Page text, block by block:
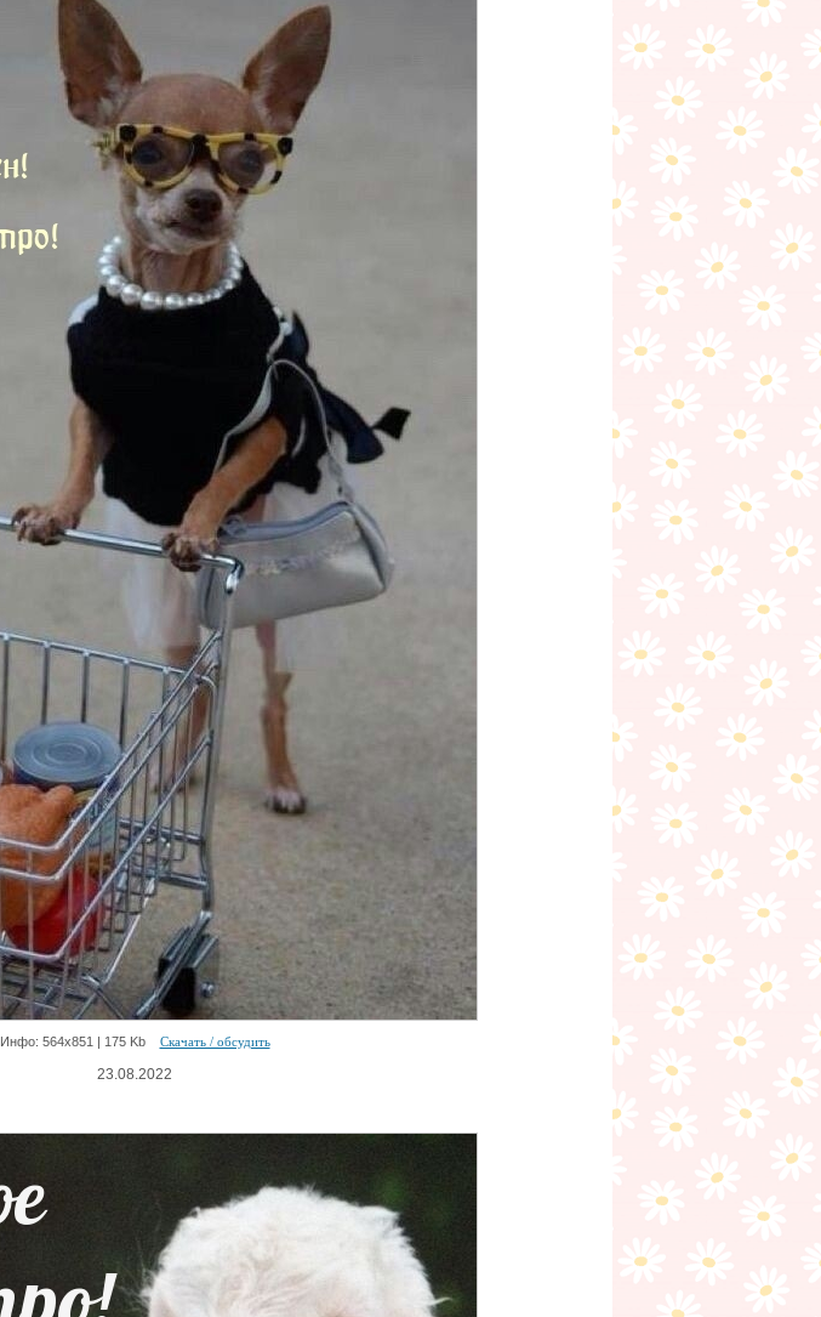
Инфо: 564х851 | 175 Kb Скачать / обсудить
23.08.2022